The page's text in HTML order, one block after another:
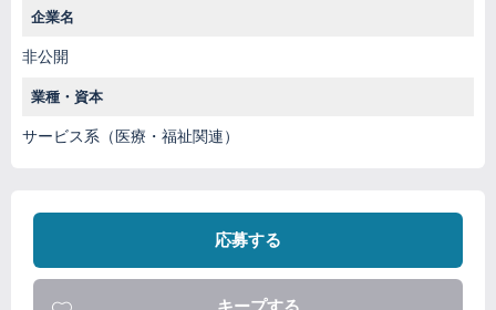
企業名
非公開
業種・資本
サービス系（医療・福祉関連）
応募する
キープする